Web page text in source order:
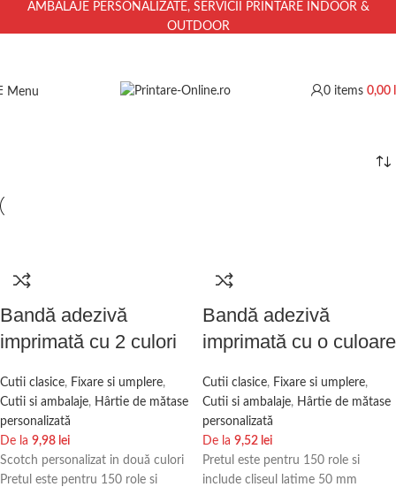
AMBALAJE PERSONALIZATE, SERVICII PRINTARE INDOOR &
OUTDOOR
Menu 0 items 0,00
Bandă adezivă
imprimată cu 2 culori
Cutii clasice, Fixare si umplere,
Cutii si ambalaje, Hârtie de mătase
personalizată
De la 9,98 lei
Scotch personalizat in două culori
Pretul este pentru 150 role si
Bandă adezivă
imprimată cu o culoare
Cutii clasice, Fixare si umplere,
Cutii si ambalaje, Hârtie de mătase
personalizată
De la 9,52 lei
Pretul este pentru 150 role si
include cliseul latime 50 mm